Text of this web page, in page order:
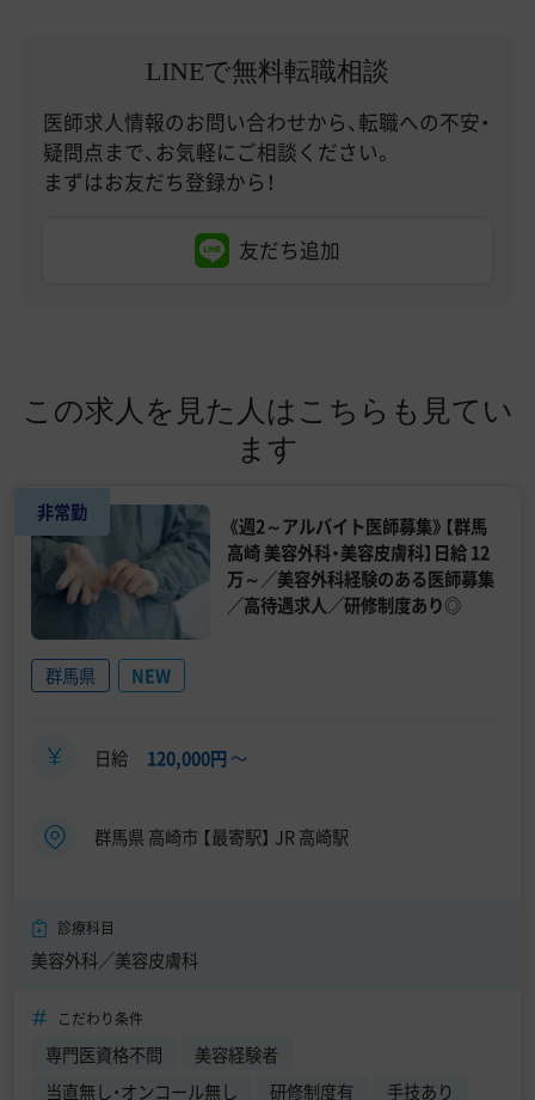
LINEで無料転職相談
医師求人情報のお問い合わせから、転職への不安・
疑問点まで、お気軽にご相談ください。
まずはお友だち登録から！
友だち追加
この求人を見た人はこちらも見てい
ます
非常勤
《週2～アルバイト医師募集》【群馬
高崎 美容外科・美容皮膚科】日給 12
万～／美容外科経験のある医師募集
／高待遇求人／研修制度あり◎
群馬県 NEW
日給 120,000円 〜
群馬県 高崎市 【最寄駅】 JR 高崎駅
診療科目
美容外科／美容皮膚科
こだわり条件
専門医資格不問
美容経験者
当直無し・オンコール無し
研修制度有 手技あり